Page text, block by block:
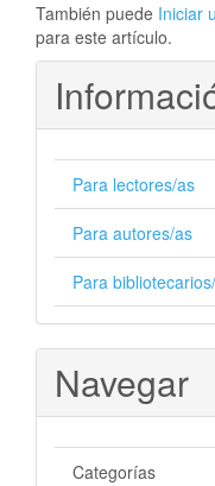
También puede Iniciar
para este artículo.
Para lectores/as
Para autores/as
Para
Navegar
Categorías